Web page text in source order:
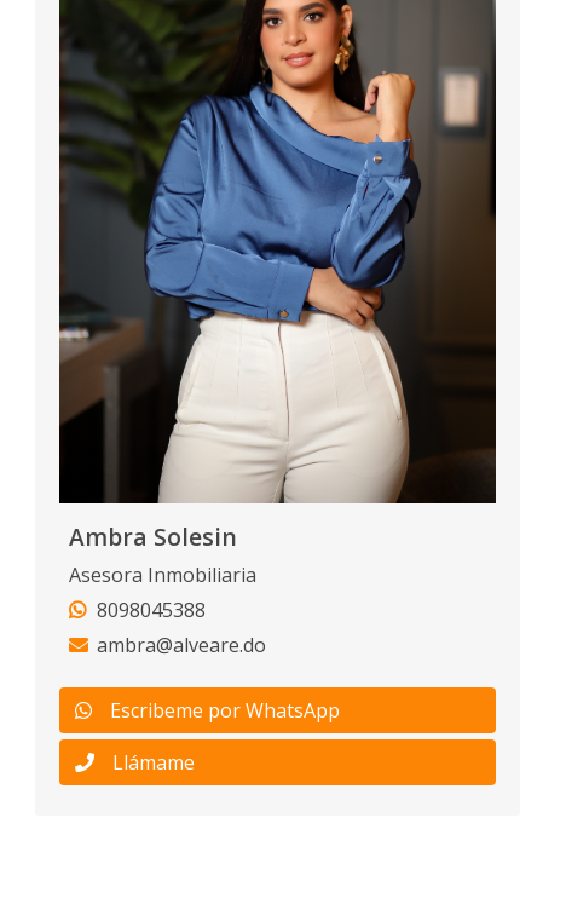
Ambra Solesin
Asesora Inmobiliaria
8098045388
ambra@alveare.do
Escribeme por WhatsApp
Llámame